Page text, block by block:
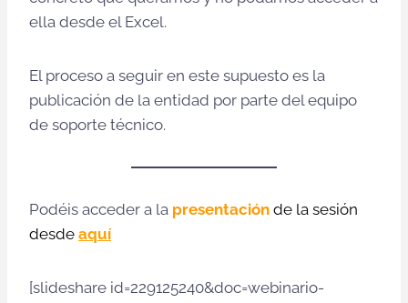
ella desde el Excel.
El proceso a seguir en este supuesto es la
publicación de la entidad por parte del equipo
de soporte técnico.
Podéis acceder a la presentación de la sesión
desde aquí
[slideshare id=229125240&doc=webinario-